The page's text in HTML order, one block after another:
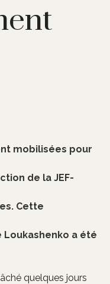
mobilisées pour
de la JEF-
Cette
a été
quelques jours